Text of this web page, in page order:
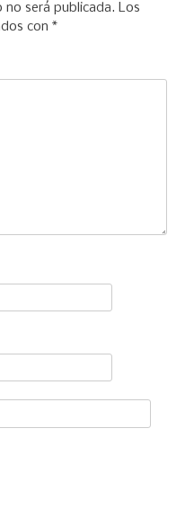
no será publicada. Los
con *